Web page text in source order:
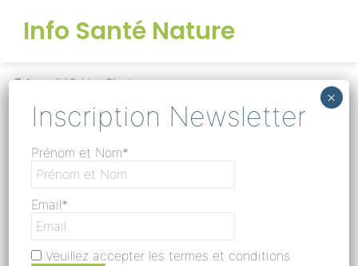
Info Santé Nature
Accueil/Sabine Pinet
Sabine Pinet
Prénom et Nom*
Email*
Veuillez accepter les termes et conditions